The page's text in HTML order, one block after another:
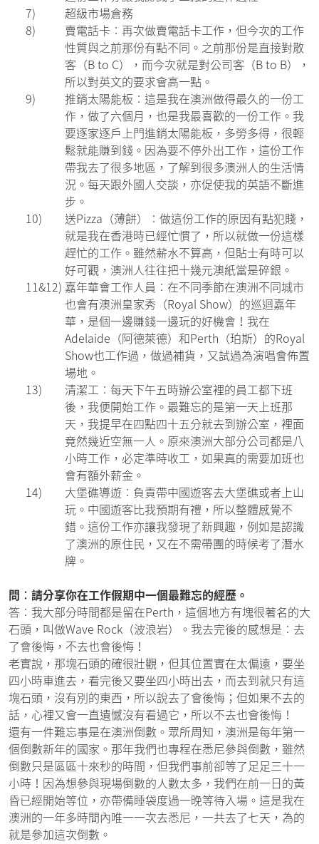
7)
超級市場倉務
8)
賣電話卡︰再次做賣電話卡工作，但今次的工作
性質與之前那份有點不同。之前那份是直接對散
客（B to C），而今次就是對公司客（B to B），
所以對英文的要求會高一點。
9)
推銷太陽能板︰這是我在澳洲做得最久的一份工
作，做了六個月，也是我最喜歡的一份工作。我
要逐家逐戶上門進銷太陽能板，多勞多得，很輕
鬆就能賺到錢。因為要不停外出工作，這份工作
帶我去了很多地區，了解到很多澳洲人的生活情
況。每天跟外國人交談，亦促使我的英語不斷進
步。
10)
送Pizza（薄餅）︰做這份工作的原因有點犯賤，
就是我在香港時已經忙慣了，所以就做一份這樣
趕忙的工作。雖然薪水不算高，但貼士有時可以
好可觀，澳洲人往往把十幾元澳紙當是碎銀。
11&12) 嘉年華會工作人員︰在不同季節在澳洲不同城市
也會有澳洲皇家秀（Royal Show）的巡迴嘉年
華，是個一邊賺錢一邊玩的好機會！我在
Adelaide（阿德萊德）和Perth（珀斯）的Royal
Show也工作過，做過補貨，又試過為演唱會佈置
場地。
13)
清潔工︰每天下午五時辦公室裡的員工都下班
後，我便開始工作。最難忘的是第一天上班那
天，我提早在四點四十五分就去到辦公室，裡面
竟然幾近空無一人。原來澳洲大部分公司都是八
小時工作，必定準時收工，如果真的需要加班也
會有額外薪金。
14)
大堡礁導遊︰負責帶中國遊客去大堡礁或者上山
玩。中國遊客比我預期有禮，所以整體感覺不
錯。這份工作亦讓我發現了新興趣，例如是認識
了澳洲的原住民，又在不需帶團的時候考了潛水
牌。
問︰請分享你在工作假期中一個最難忘的經歷。
答︰我大部分時間都是留在Perth，這個地方有塊很著名的大
石頭，叫做Wave Rock（波浪岩）。我去完後的感想是︰去
了會後悔，不去也會後悔！
老實說，那塊石頭的確很壯觀，但其位置實在太偏遠，要坐
四小時車進去，看完後又要坐四小時出去，而去到就只有這
塊石頭，沒有別的東西，所以說去了會後悔；但如果不去的
話，心裡又會一直遺憾沒有看過它，所以不去也會後悔！
還有一件難忘事是在澳洲倒數。眾所周知，澳洲是每年第一
個倒數新年的國家。那年我們也專程在悉尼參與倒數，雖然
倒數只是區區十來秒的時間，但我們事前卻等了足足三十一
小時！因為想參與現場倒數的人數太多，我們在前一日的黃
昏已經開始等位，亦帶備睡袋度過一晚等待入場。這是我在
澳洲的一年多時間內唯一一次去悉尼，一共去了七天，為的
就是參加這次倒數。